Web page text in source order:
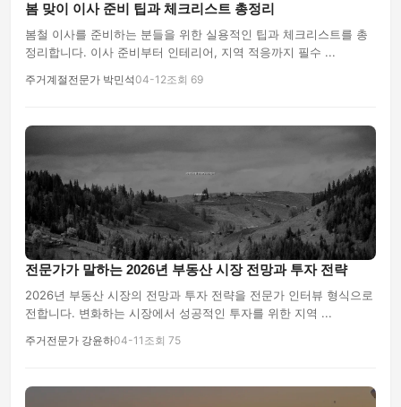
봄 맞이 이사 준비 팁과 체크리스트 총정리
봄철 이사를 준비하는 분들을 위한 실용적인 팁과 체크리스트를 총
정리합니다. 이사 준비부터 인테리어, 지역 적응까지 필수 ...
주거계절전문가 박민석04-12조회 69
전문가가 말하는 2026년 부동산 시장 전망과 투자 전략
2026년 부동산 시장의 전망과 투자 전략을 전문가 인터뷰 형식으로
전합니다. 변화하는 시장에서 성공적인 투자를 위한 지역 ...
주거전문가 강윤하04-11 조회 75